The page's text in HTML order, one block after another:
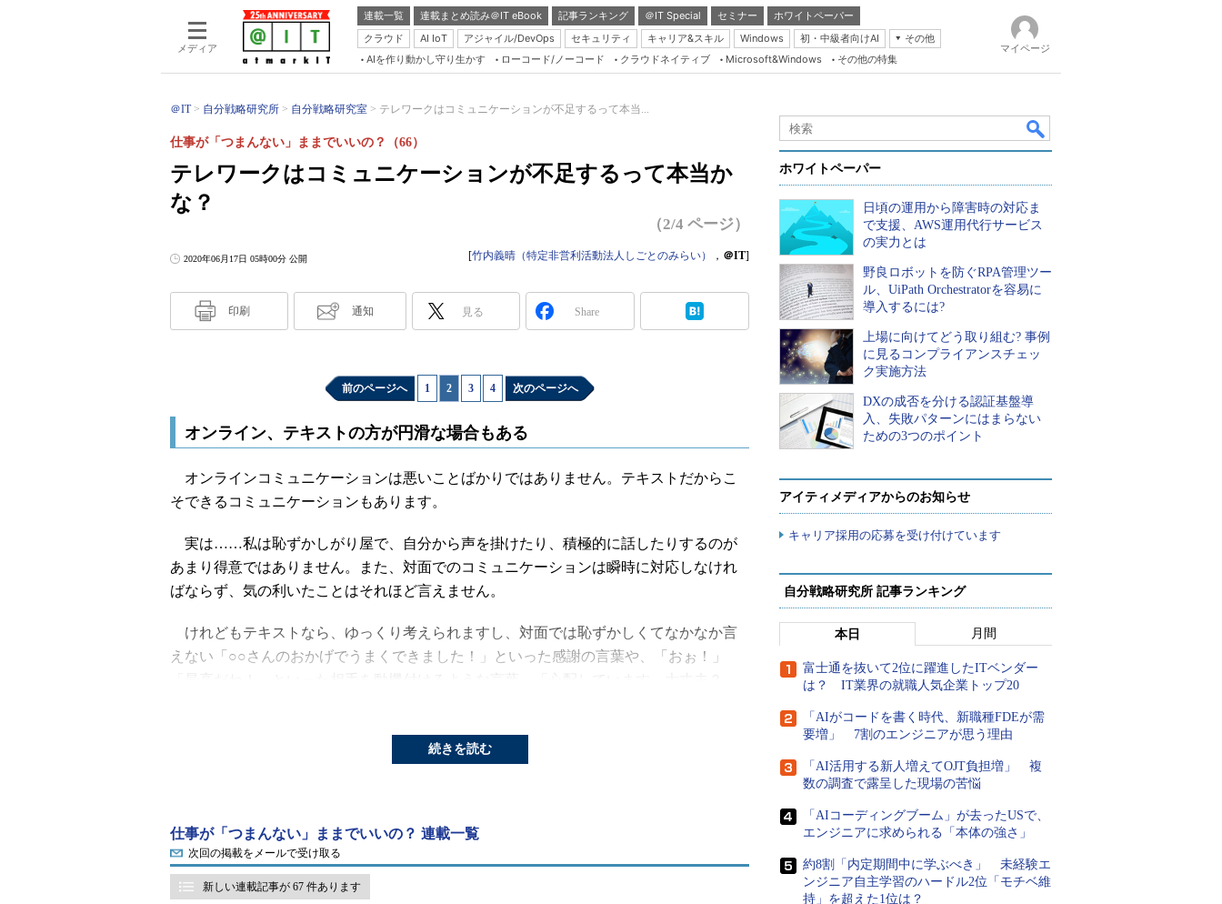
メディア
連載一覧 連載まとめ読み＠IT eBook 記事ランキング ＠IT Special セミナー
ホワイトペーパー
クラウド
AI IoT アジャイル/DevOps セキュリティ キャリア&スキル Windows 初・中級者向けAI
その他
Server & Storage
Java Agile
Database Expert
Master of IP Network
Security & Trust
Test & Tools
AIを作り動かし守り生かす ローコード/ノーコード クラウドネイティブ Microsoft&Windows その他の特集
マイページ
＠IT 自分戦略研究所 自分戦略研究室 テレワークはコミュニケーションが不足するって本当...
テレワークはコミュニケーションが不足するって本当か
な？
仕事が「つまんない」ままでいいの？（66）
（2/4 ページ）
2020年06月17日 05時00分 公開 [竹内義晴（特定非営利活動法人しごとのみらい） ， ＠IT]
印刷 通知 見る Share
前のページへ 1 2 3 4 次のページへ
オンライン、テキストの方が円滑な場合もある
オンラインコミュニケーションは悪いことばかりではありません。テキストだからこ
そできるコミュニケーションもあります。
実は……私は恥ずかしがり屋で、自分から声を掛けたり、積極的に話したりするのが
あまり得意ではありません。また、対面でのコミュニケーションは瞬時に対応しなけれ
ばならず、気の利いたことはそれほど言えません。
けれどもテキストなら、ゆっくり考えられますし、対面では恥ずかしくてなかなか言
えない「○○さんのおかげでうまくできました！」といった感謝の言葉や、「おぉ！」
このように、オンラインやテキストの方が、やりやすいコミュニケーションもあるの
それならば、「オンラインコミュニケーションは難しいからダメだ」と決めつけるよ
りも、在宅勤務・テレワークが広まった今を契機に、より良いコミュニケーションや人
間関係を築くきっかけにしてみてはどうかな？ と思うのです。
続きを読む
仕事が「つまんない」ままでいいの？ 連載一覧
次回の掲載をメールで受け取る
新しい連載記事が 67 件あります
ホワイトペーパー
日頃の運用から障害時の対応ま
で支援、AWS運用代行サービス
の実力とは
野良ロボットを防ぐRPA管理ツー
ル、UiPath Orchestratorを容易に
導入するには?
上場に向けてどう取り組む? 事例
に見るコンプライアンスチェッ
ク実施方法
DXの成否を分ける認証基盤導
入、失敗パターンにはまらない
ための3つのポイント
アイティメディアからのお知らせ
キャリア採用の応募を受け付けています
自分戦略研究所 記事ランキング
本日 月間
富士通を抜いて2位に躍進したITベンダー
は？ IT業界の就職人気企業トップ20
「AIがコードを書く時代、新職種FDEが需
要増」 7割のエンジニアが思う理由
「AI活用する新人増えてOJT負担増」 複
数の調査で露呈した現場の苦悩
「AIコーディングブーム」が去ったUSで、
エンジニアに求められる「本体の強さ」
約8割「内定期間中に学ぶべき」 未経験エ
ンジニア自主学習のハードル2位「モチベ維
持」を超えた1位は？